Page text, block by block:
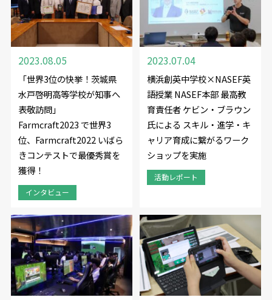
2023.08.05
「世界3位の快挙！茨城県
水戸啓明高等学校が知事へ
表敬訪問」
Farmcraft2023 で世界3
位、Farmcraft2022 いばら
きコンテストで最優秀賞を
獲得！
インタビュー
2023.07.04
横浜創英中学校×NASEF英
語授業 NASEF本部 最高教
育責任者 ケビン・ブラウン
氏による スキル・進学・キ
ャリア育成に繋がるワーク
ショップを実施
活動レポート